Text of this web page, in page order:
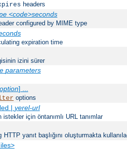
headers
<code>seconds
configured by MIME type
expiration time
izini sürer
parameters
] ...
options
| yerel-url
için öntanımlı URL tanımlar
HTTP yanıt başlığını oluşturmakta